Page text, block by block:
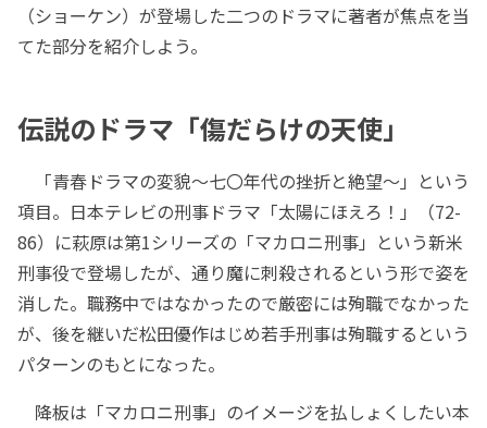
（ショーケン）が登場した二つのドラマに著者が焦点を当
てた部分を紹介しよう。
伝説のドラマ「傷だらけの天使」
「青春ドラマの変貌～七〇年代の挫折と絶望～」という
項目。日本テレビの刑事ドラマ「太陽にほえろ！」（72-
86）に萩原は第1シリーズの「マカロニ刑事」という新米
刑事役で登場したが、通り魔に刺殺されるという形で姿を
消した。職務中ではなかったので厳密には殉職でなかった
が、後を継いだ松田優作はじめ若手刑事は殉職するという
パターンのもとになった。
降板は「マカロニ刑事」のイメージを払しょくしたい本